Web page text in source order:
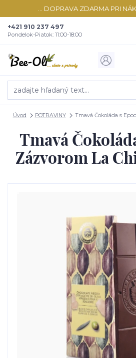
... DOPRAVA ZDARMA PRI
+421 910 237 497
Pondelok-Piatok: 11:00-18:00
Úvod POTRAVINY Tmavá Čokoláda s
Tmavá
Zázvorom La